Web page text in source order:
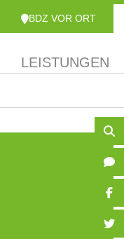
BDZ VOR ORT
LEISTUNGEN